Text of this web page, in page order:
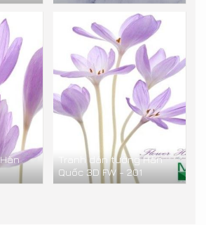
Tranh dán tường Hàn
Quốc 3D FW - 201